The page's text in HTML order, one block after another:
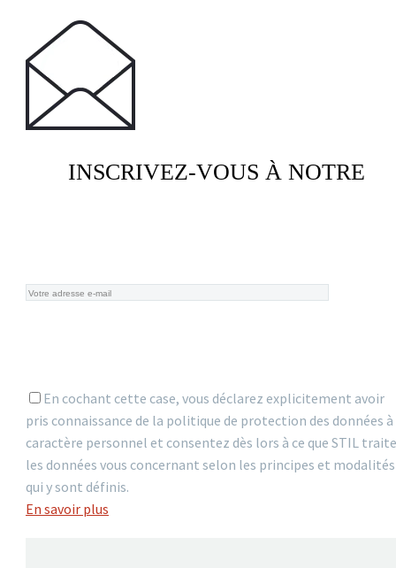
INSCRIVEZ-VOUS À NOTRE
En cochant cette case, vous déclarez explicitement avoir
pris connaissance de la politique de protection des données à
caractère personnel et consentez dès lors à ce que STIL traite
les données vous concernant selon les principes et modalités
qui y sont définis.
En savoir plus